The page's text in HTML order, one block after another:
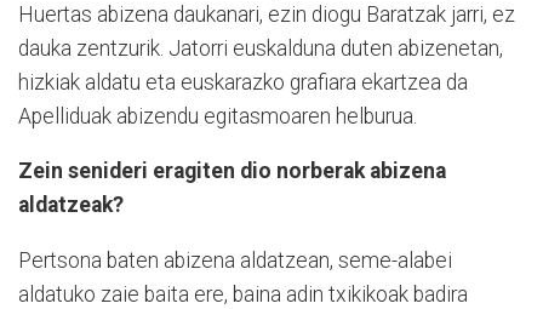
Huertas abizena daukanari, ezin diogu Baratzak jarri, ez
dauka zentzurik. Jatorri euskalduna duten abizenetan,
hizkiak aldatu eta euskarazko grafiara ekartzea da
Apelliduak abizendu egitasmoaren helburua.
Zein senideri eragiten dio norberak abizena
aldatzeak?
Pertsona baten abizena aldatzean, seme-alabei
aldatuko zaie baita ere, baina adin txikikoak badira